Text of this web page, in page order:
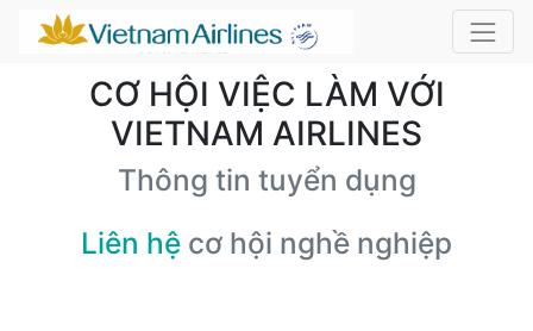
CƠ HỘI VIỆC LÀM VỚI
VIETNAM AIRLINES
Thông tin tuyển dụng
Liên hệ cơ hội nghề nghiệp